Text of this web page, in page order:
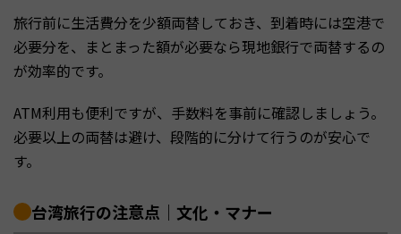
旅行前に生活費分を少額両替しておき、到着時には空港で
必要分を、まとまった額が必要なら現地銀行で両替するの
が効率的です。
ATM利用も便利ですが、手数料を事前に確認しましょう。
必要以上の両替は避け、段階的に分けて行うのが安心で
す。
台湾旅行の注意点｜文化・マナー